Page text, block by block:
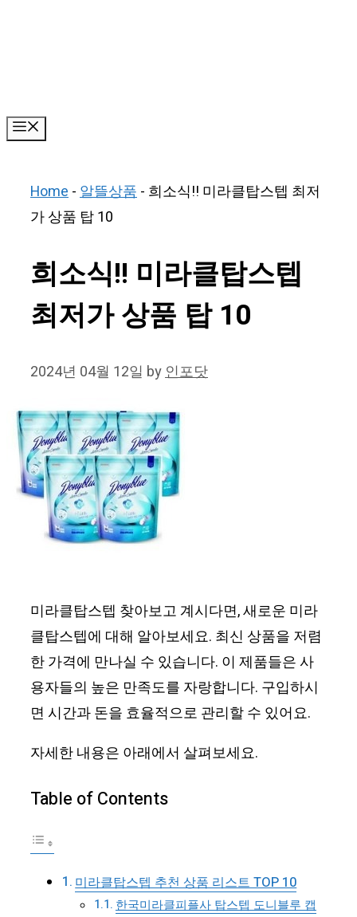
Home-알뜰상품- 희소식!! 미라클탑스텝 최저
가 상품 탑 10
희소식!! 미라클탑스텝
최저가 상품 탑 10
2024년 04월 12일 by인포닷
미라클탑스텝 찾아보고 계시다면, 새로운 미라
클탑스텝에 대해 알아보세요. 최신 상품을 저렴
한 가격에 만나실 수 있습니다. 이 제품들은 사
용자들의 높은 만족도를 자랑합니다. 구입하시
면 시간과 돈을 효율적으로 관리할 수 있어요.
자세한 내용은 아래에서 살펴보세요.
Table of Contents
미라클탑스텝 추천 상품 리스트 TOP 10
한국미라클피플사 탑스텝 도니블루 캡